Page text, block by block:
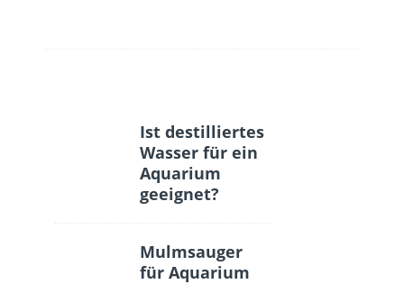
Ist destilliertes
Wasser für ein
Aquarium
geeignet?
Mulmsauger
für Aquarium